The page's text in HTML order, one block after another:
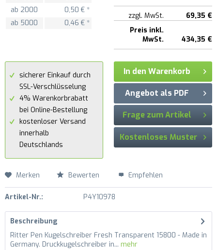
ab 2000
0,50 € *
ab 5000 0,46 € *
zzgl. MwSt.
69,35 €
Preis inkl.
MwSt.
434,35 €
sicherer Einkauf durch
SSL-Verschlüsselung
4% Warenkorbrabatt
bei Online-Bestellung
kostenloser Versand
innerhalb
Deutschlands
In den Warenkorb
Angebot als PDF
Frage zum Artikel
Kostenloses Muster
Merken Bewerten Empfehlen
Artikel-Nr.: P4Y10978
Beschreibung
Ritter Pen Kugelschreiber Fresh Transparent 15800 - Made in
Germany. Druckkugelschreiber in... mehr